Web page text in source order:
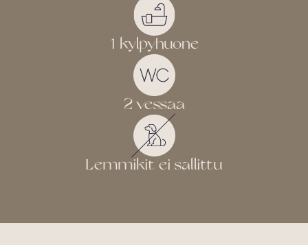
1 kylpyhuone
2 vessaa
Lemmikit ei sallittu